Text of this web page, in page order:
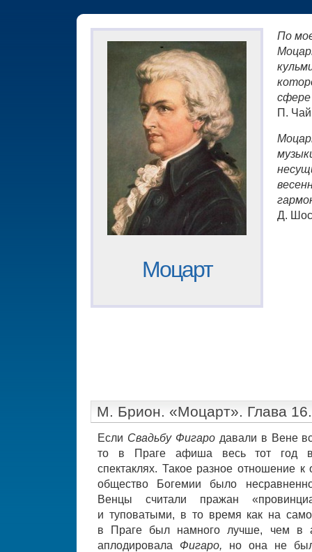
Моцарт
По
П.
Д.
М. Брион. «Моцарт». Глава
Если Свадьбу Фигаро давали в Вене
то в Праге афиша весь тот год
спектаклях. Такое разное отношение
общество Богемии было
Венцы считали пражан
и туповатыми, в то время как на
в Праге был намного лучше, чем в
аплодировала Фигаро, но она не